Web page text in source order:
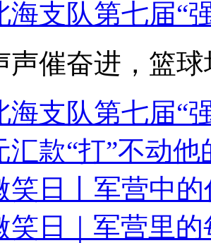
海支队第七届“
声催奋进，篮
海支队第七届“
汇款“打”不动他
笑日丨军营中
笑日｜军营里